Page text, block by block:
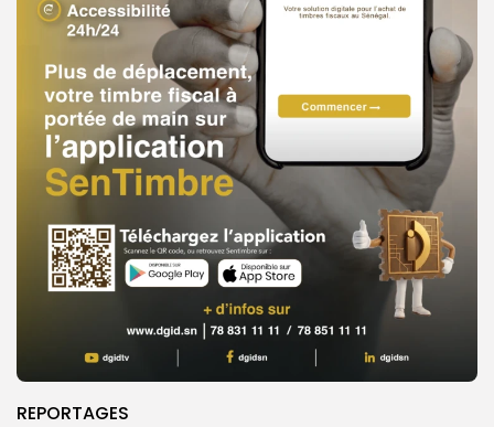
REPORTAGES